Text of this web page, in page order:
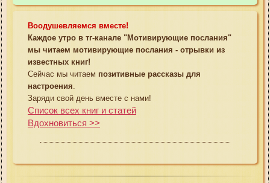
Воодушевляемся вместе!
Каждое утро в тг-канале "Мотивирующие послания"
мы читаем мотивирующие послания - отрывки из
известных книг!
Сейчас мы читаем позитивные рассказы для
настроения
Заряди свой день вместе с нами!
Список всех книг и статей
Вдохновиться >>